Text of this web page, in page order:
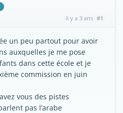
il y a 3 ans #1
un peu partout pour avoir
auxquelles je me pose
dans cette école et je
commission en juin
vous des pistes
pas l’arabe